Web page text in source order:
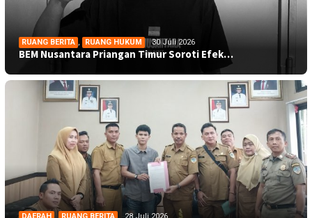
RUANG BERITA , RUANG HUKUM 30 Juli 2026
BEM Nusantara Priangan Timur Soroti Efek…